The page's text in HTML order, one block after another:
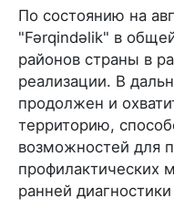
По состоянию на
"Fərqindəlik" в
районов страны в
реализации. В
продолжен и
территорию,
возможностей для
профилактических
ранней